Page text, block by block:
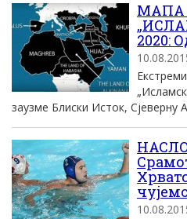
МАПА
2020:
заузме Блиски Исток, Сјеверну